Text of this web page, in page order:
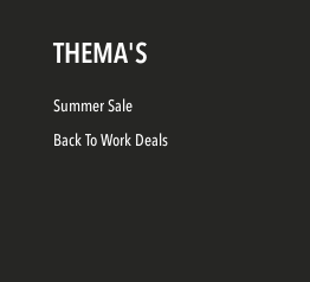
THEMA'S
Summer Sale
Back To Work Deals